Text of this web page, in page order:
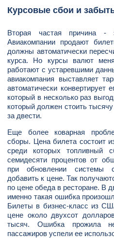
Курсовые сбои и
Вторая частая причина -
Авиакомпании продают
должны автоматически
курса. Но курсы валют
работают с устаревшими
авиакомпания выставляет
автоматически конвертирует
который в несколько раз
который должен стоить
за двести.
Еще более коварная
сборы. Цена билета состоит
среди которых топливный
семидесяти процентов от
при обновлении системы
добавить к цене. Так
по цене обеда в ресторане. В
именно такая ошибка
Билеты в бизнес-класс из
цене около двухсот
тысяч. Ошибка прожила
пассажиров успели ее